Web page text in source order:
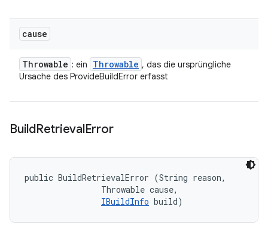
cause
Throwable : ein Throwable , das die ursprüngliche
Ursache des ProvideBuildError erfasst
BuildRetrievalError
public BuildRetrievalError (String reason,
                Throwable cause,
IBuildInfo build)